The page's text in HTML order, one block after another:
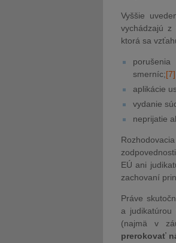
Vyššie
vychádzajú z
ktorá sa
smerníc;[7]
aplikácie
vydanie
neprijatie
EÚ ani
zachovaní
Práve
a judikatúrou
(najmä v
prerokovať